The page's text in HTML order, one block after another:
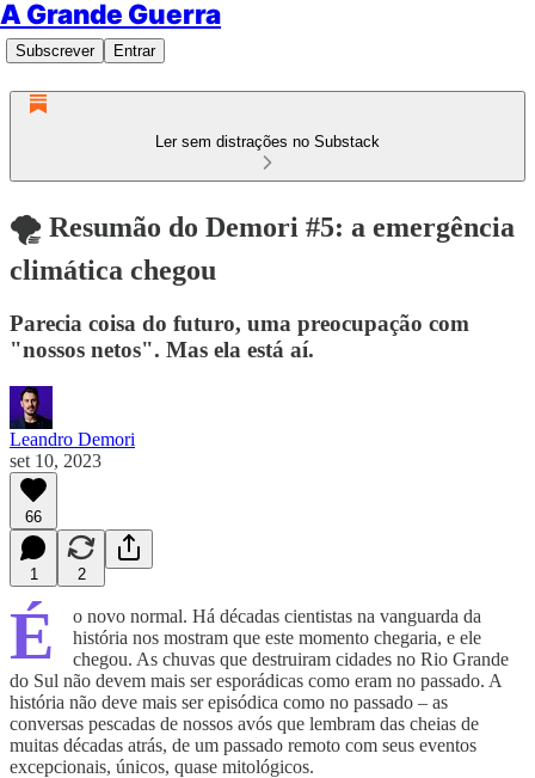
A Grande Guerra
Subscrever Entrar
Ler sem distrações no Substack
🌪 Resumão do Demori #5: a emergência
climática chegou
Parecia coisa do futuro, uma preocupação com
"nossos netos". Mas ela está aí.
Leandro Demori
set 10, 2023
66
1 2
É
o novo normal. Há décadas cientistas na vanguarda da
história nos mostram que este momento chegaria, e ele
chegou. As chuvas que destruiram cidades no Rio Grande
do Sul não devem mais ser esporádicas como eram no passado. A
história não deve mais ser episódica como no passado – as
conversas pescadas de nossos avós que lembram das cheias de
muitas décadas atrás, de um passado remoto com seus eventos
excepcionais, únicos, quase mitológicos.